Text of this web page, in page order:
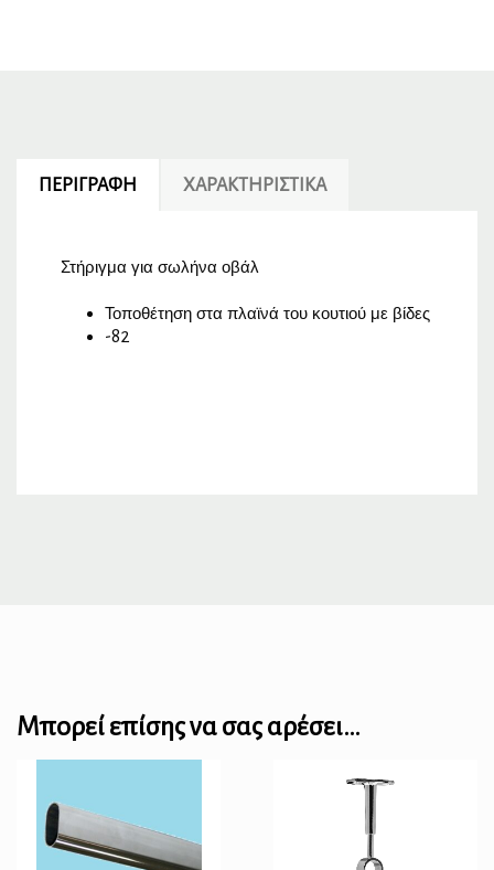
ΠΕΡΙΓΡΑΦΉ ΧΑΡΑΚΤΗΡΙΣΤΙΚΆ
Στήριγμα για σωλήνα οβάλ
Τοποθέτηση στα πλαϊνά του κουτιού με βίδες
-82
Μπορεί επίσης να σας αρέσει…